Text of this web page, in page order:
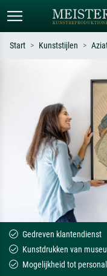
Zoek op kunstenaar, titel of
Monet, Sterrennacht,
Hokusai-golf, naakt.
Start Kunststijlen
Gedreven klantendienst
Kunstdrukken van
Mogelijkheid tot